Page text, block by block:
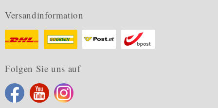
Versandinformation
Folgen Sie uns auf